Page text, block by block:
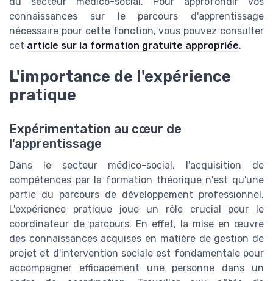
connaissances sur le parcours d'apprentissage
nécessaire pour cette fonction, vous pouvez consulter
cet article sur la formation gratuite appropriée.
L'importance de l'expérience
pratique
Expérimentation au cœur de
l'apprentissage
Dans le secteur médico-social, l'acquisition de
compétences par la formation théorique n'est qu'une
partie du parcours de développement professionnel.
L'expérience pratique joue un rôle crucial pour le
coordinateur de parcours. En effet, la mise en œuvre
des connaissances acquises en matière de gestion de
projet et d'intervention sociale est fondamentale pour
accompagner efficacement une personne dans un